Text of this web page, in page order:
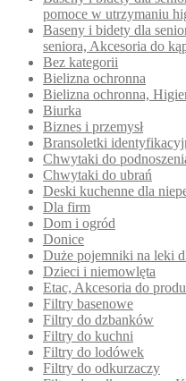
pomoce w utrzymaniu
Baseny i bidety dla
seniora, Akcesoria do
Bez kategorii
Bielizna ochronna
Bielizna ochronna,
Biurka
Biznes i przemysł
Bransoletki
Chwytaki do
Chwytaki do ubrań
Deski kuchenne dla
Dla firm
Dom i ogród
Donice
Duże pojemniki na leki
Dzieci i niemowlęta
Etac, Akcesoria do
Filtry basenowe
Filtry do dzbanków
Filtry do kuchni
Filtry do lodówek
Filtry do odkurzaczy